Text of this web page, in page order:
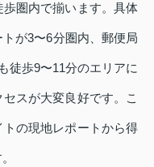
圏内で揃います。具体
が3〜6分圏内、郵便局
徒歩9〜11分のエリアに
スが大変良好です。こ
の現地レポートから得